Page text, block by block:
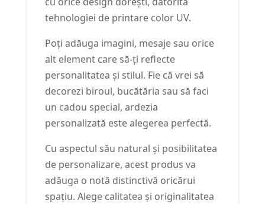
tehnologiei de printare color UV.
Poți adăuga imagini, mesaje sau orice
alt element care să-ți reflecte
personalitatea și stilul. Fie că vrei să
decorezi biroul, bucătăria sau să faci
un cadou special, ardezia
personalizată este alegerea perfectă.
Cu aspectul său natural și posibilitatea
de personalizare, acest produs va
adăuga o notă distinctivă oricărui
spațiu. Alege calitatea și originalitatea